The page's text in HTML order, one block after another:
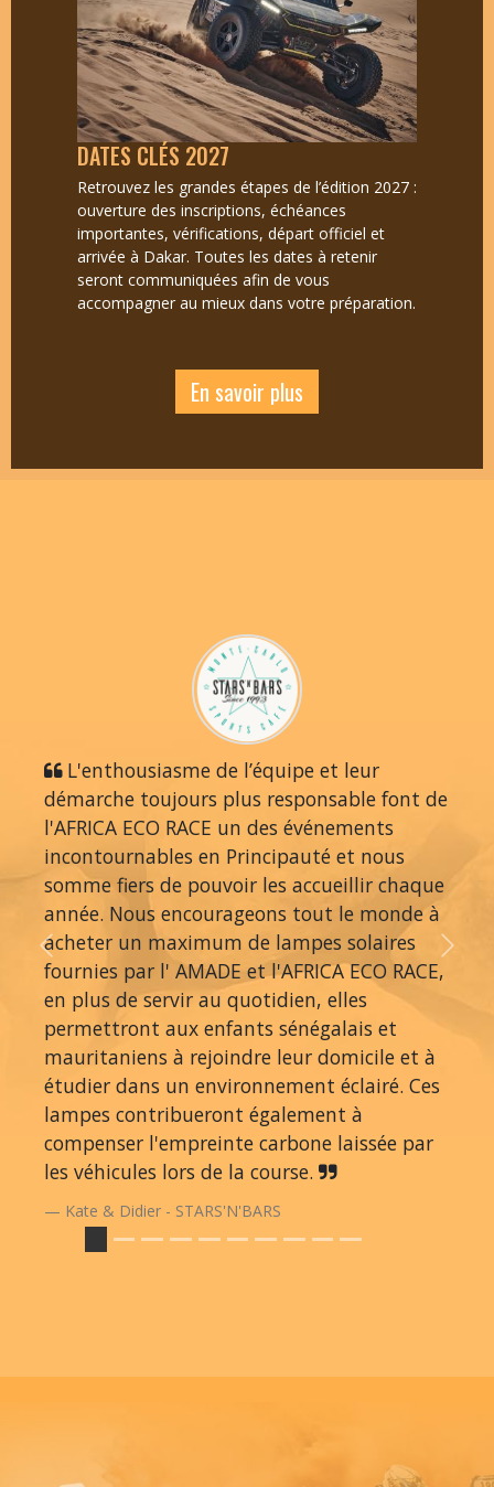
DATES CLÉS 2027
Retrouvez les grandes étapes de l’édition 2027 :
ouverture des inscriptions, échéances
importantes, vérifications, départ officiel et
arrivée à Dakar. Toutes les dates à retenir
seront communiquées afin de vous
accompagner au mieux dans votre préparation.
En savoir plus
L'enthousiasme de l’équipe et leur
démarche toujours plus responsable font de
l'AFRICA ECO RACE un des événements
incontournables en Principauté et nous
somme fiers de pouvoir les accueillir chaque
année. Nous encourageons tout le monde à
acheter un maximum de lampes solaires
fournies par l' AMADE et l'AFRICA ECO RACE,
en plus de servir au quotidien, elles
permettront aux enfants sénégalais et
mauritaniens à rejoindre leur domicile et à
étudier dans un environnement éclairé. Ces
lampes contribueront également à
compenser l'empreinte carbone laissée par
les véhicules lors de la course.
Kate & Didier - STARS'N'BARS
Previous Next